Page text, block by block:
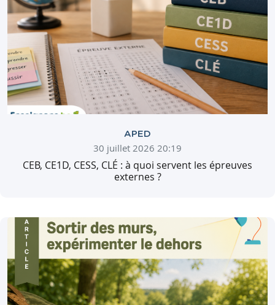
APED
30 juillet 2026 20:19
CEB, CE1D, CESS, CLÉ : à quoi servent les épreuves
externes ?